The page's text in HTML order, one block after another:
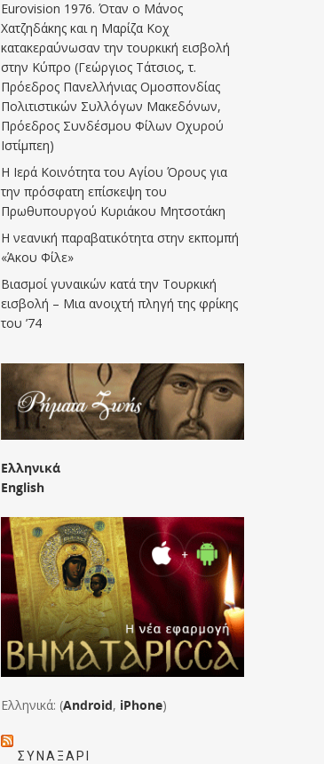
Eurovision 1976. Όταν ο Μάνος
Χατζηδάκης και η Μαρίζα Κοχ
κατακεραύνωσαν την τουρκική εισβολή
στην Κύπρο (Γεώργιος Τάτσιος, τ.
Πρόεδρος Πανελλήνιας Ομοσπονδίας
Πολιτιστικών Συλλόγων Μακεδόνων,
Πρόεδρος Συνδέσμου Φίλων Οχυρού
Ιστίμπεη)
Η Ιερά Κοινότητα του Αγίου Όρους για
την πρόσφατη επίσκεψη του
Πρωθυπουργού Κυριάκου Μητσοτάκη
Η νεανική παραβατικότητα στην εκπομπή
«Άκου Φίλε»
Βιασμοί γυναικών κατά την Τουρκική
εισβολή – Μια ανοιχτή πληγή της φρίκης
του ’74
Ελληνικά
English
Ελληνικά: (Android, iPhone)
ΣΥΝΑΞΆΡΙ